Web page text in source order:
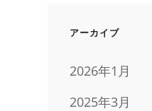
アーカイブ
2026年1月
2025年3月